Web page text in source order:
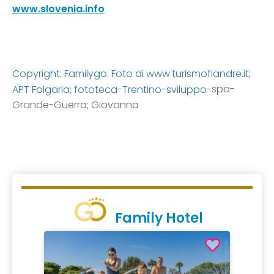
www.slovenia.info
Copyright: Familygo. Foto di www.turismofiandre.it;
APT Folgaria; fototeca-Trentino-sviluppo-spa-
Grande-Guerra; Giovanna
Family Hotel